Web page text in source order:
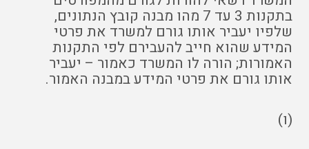
בתקנות 3 עד 7 מהו מבנה קובץ הנתונים,
שלפיו יעביר אותו גורם למשרד את פרטי
המידע שהוא חייב להעבירם לפי התקנות
האמורות; הורה לו המשרד כאמור – יעביר
אותו גורם את פרטי המידע במבנה האמור.
(ו)